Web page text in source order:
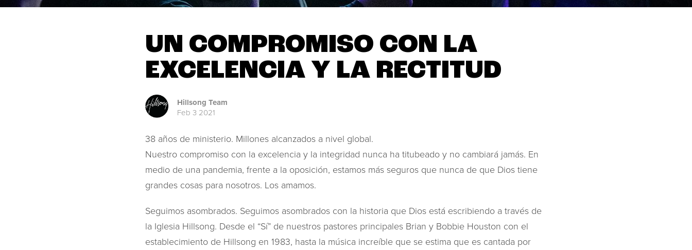
UN COMPROMISO CON LA
EXCELENCIA Y LA RECTITUD
Hillsong Team
Feb 3 2021
38 años de ministerio. Millones alcanzados a nivel global.
Nuestro compromiso con la excelencia y la integridad nunca ha titubeado y no cambiará jamás. En
medio de una pandemia, frente a la oposición, estamos más seguros que nunca de que Dios tiene
grandes cosas para nosotros. Los amamos.
Seguimos asombrados. Seguimos asombrados con la historia que Dios está escribiendo a través de
la Iglesia Hillsong. Desde el “Sí” de nuestros pastores principales Brian y Bobbie Houston con el
establecimiento de Hillsong en 1983, hasta la música increíble que se estima que es cantada por